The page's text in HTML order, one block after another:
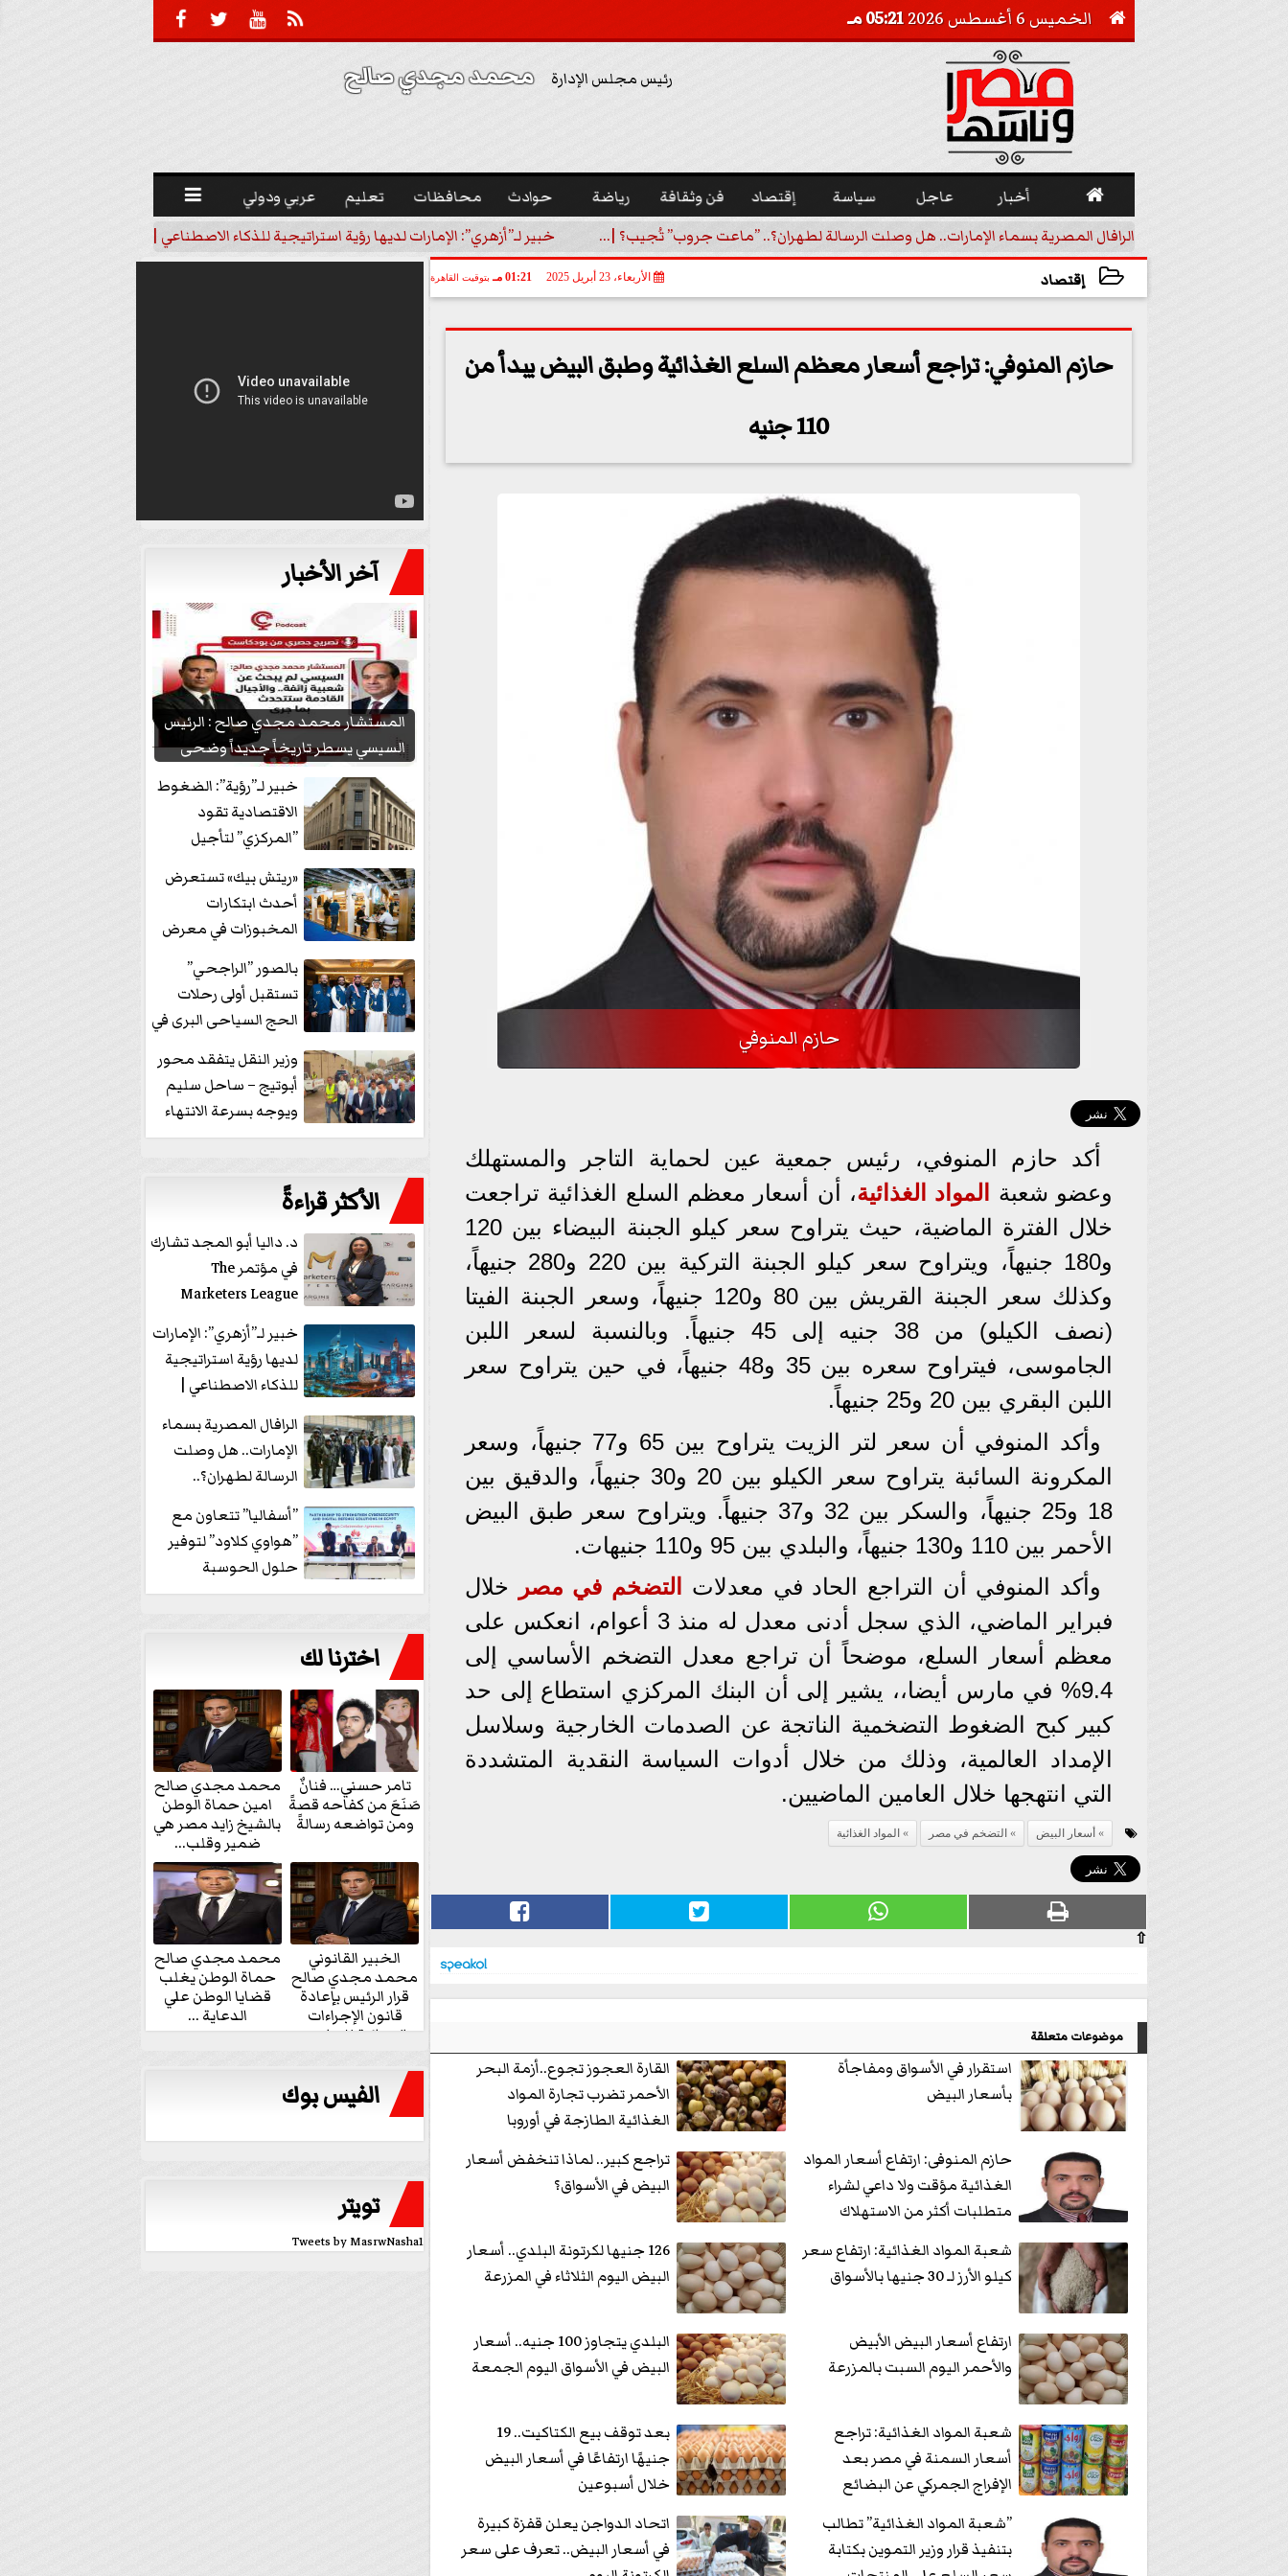
  

 الخميس 6 أغسطس 2026 05:21 مـ
رئيس مجلس الإدارة محمد مجدي صالح
 أخبار عاجل سياسة إقتصاد فن وثقافة رياضة حوادث محافظات تعليم عربي ودولي 
الرافال المصرية بسماء الإمارات.. هل وصلت الرسالة لطهران؟.. ”ماعت جروب” تُجيب؟ |... خبير لـ”أزهري”: الإمارات لديها رؤية استراتيجية للذكاء الاصطناعي | فيديو
إقتصاد الأربعاء، 23 أبريل 2025 01:21 مـ بتوقيت القاهرة
حازم المنوفي: تراجع أسعار معظم السلع الغذائية وطبق البيض يبدأ من
110 جنيه
حازم المنوفي
أكد حازم المنوفي، رئيس جمعية عين لحماية التاجر والمستهلك
وعضو شعبة
المواد الغذائية، أن أسعار معظم السلع الغذائية تراجعت
خلال الفترة الماضية، حيث يتراوح سعر كيلو الجبنة البيضاء بين 120
و180 جنيهاً، ويتراوح سعر كيلو الجبنة التركية بين 220 و280 جنيهاً،
وكذلك سعر الجبنة القريش بين 80 و120 جنيهاً، وسعر الجبنة الفيتا
(نصف الكيلو) من 38 جنيه إلى 45 جنيهاً. وبالنسبة لسعر اللبن
الجاموسى، فيتراوح سعره بين 35 و48 جنيهاً، في حين يتراوح سعر
اللبن البقري بين 20 و25 جنيهاً.
وأكد المنوفي أن سعر لتر الزيت يتراوح بين 65 و77 جنيهاً، وسعر
المكرونة السائبة يتراوح سعر الكيلو بين 20 و30 جنيهاً، والدقيق بين
18 و25 جنيهاً، والسكر بين 32 و37 جنيهاً. ويتراوح سعر طبق البيض
الأحمر بين 110 و130 جنيهاً، والبلدي بين 95 و110 جنيهات.
وأكد المنوفي أن التراجع الحاد في معدلات
التضخم في مصر
خلال
فبراير الماضي، الذي سجل أدنى معدل له منذ 3 أعوام، انعكس على
معظم أسعار السلع، موضحاً أن تراجع معدل التضخم الأساسي إلى
9.4% في مارس أيضا،، يشير إلى أن البنك المركزي استطاع إلى حد
كبير كبح الضغوط التضخمية الناتجة عن الصدمات الخارجية وسلاسل
الإمداد العالمية، وذلك من خلال أدوات السياسة النقدية المتشددة
التي انتهجها خلال العامين الماضيين.
أسعار البيض التضخم في مصر المواد الغذائية
⇧
موضوعات متعلقة
استقرار في الأسواق ومفاجأة
بأسعار البيض
القارة العجوز تجوع..أزمة البحر
الأحمر تضرب تجارة المواد
الغذائية الطازجة في أوروبا
حازم المنوفى: ارتفاع أسعار المواد
الغذائية مؤقت ولا داعي لشراء
متطلبات أكثر من الاستهلاك
تراجع كبير.. لماذا تنخفض أسعار
البيض في الأسواق؟
شعبة المواد الغذائية: ارتفاع سعر
كيلو الأرز لـ 30 جنيها بالأسواق
126 جنيها لكرتونة البلدي.. أسعار
البيض اليوم الثلاثاء في المزرعة
ارتفاع أسعار البيض الأبيض
والأحمر اليوم السبت بالمزرعة
البلدي يتجاوز 100 جنيه.. أسعار
البيض في الأسواق اليوم الجمعة
شعبة المواد الغذائية: تراجع
أسعار السمنة في مصر بعد
الإفراج الجمركي عن البضائع
بعد توقف بيع الكتاكيت.. 19
جنيهًا ارتفاعًا في أسعار البيض
خلال أسبوعين
”شعبة المواد الغذائية” تطالب
بتنفيذ قرار وزير التموين بكتابة
اتحاد الدواجن يعلن قفزة كبيرة
في أسعار البيض.. تعرف على سعر
آخر الأخبار
المستشار محمد مجدي صالح : الرئيس
السيسي يسطر تاريخاً جديداً وضحى
بشعبيته...
خبير لـ”رؤية”: الضغوط
الاقتصادية تقود
”المركزي” لتأجيل
«ريتش بيك» تستعرض
أحدث ابتكارات
المخبوزات في معرض
منتجات...
بالصور ”الراجحي”
تستقبل أولى رحلات
الحج السياحى البرى في
وزير النقل يتفقد محور
أبوتيج – ساحل سليم
ويوجه بسرعة الانتهاء
من...
الأكثر قراءةً
د. داليا أبو المجد تشارك
في مؤتمر The
Marketers League
وتدير جلسة...
خبير لـ”أزهري”: الإمارات
لديها رؤية استراتيجية
للذكاء الاصطناعي |
الرافال المصرية بسماء
الإمارات.. هل وصلت
الرسالة لطهران؟..
”ماعت جروب” تُجيب؟
|...
”أسفاليا” تتعاون مع
”هواوي كلاود” لتوفير
حلول الحوسبة
السحابية والأمن
اخترنا لك
تامر حسني… فنانٌ
صَنَعَ من كفاحه قصةً
ومن تواضعه رسالةً
محمد مجدي صالح
امين حماة الوطن
بالشيخ زايد مصر هي
ضمير وقلب...
الخبير القانوني
محمد مجدي صالح
قرار الرئيس بإعادة
قانون الإجراءات
الجنائية للنواب...
محمد مجدي صالح
حماة الوطن يغلب
قضايا الوطن علي
الدعاية ...
الفيس بوك
تويتر
Tweets by MasrwNasha1